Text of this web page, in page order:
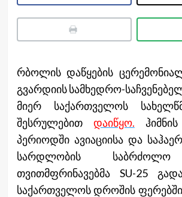
რბოლის დაწყების
გვარდიის სამხედრო-
მიერ საქართველოს
შესრულებით დაიწყო.
პერიოდში ავიაციისა და
სარდლობის საბრძოლო
თვითმფრინავებმა SU-25
საქართველოს დროშის